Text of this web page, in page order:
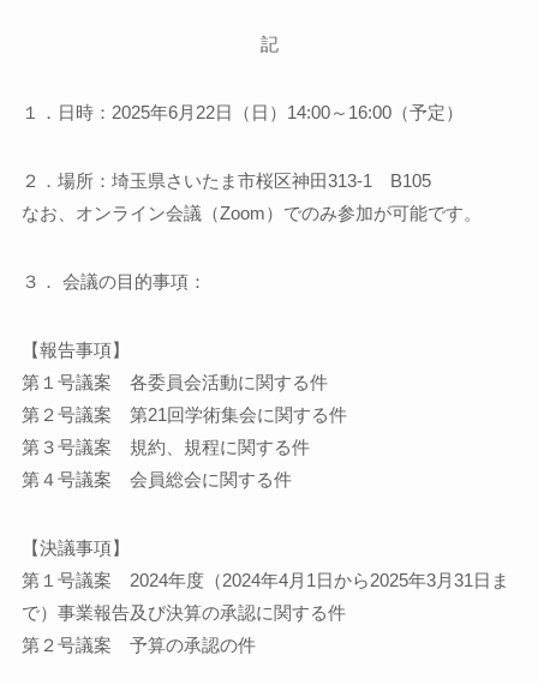
記
１．日時：2025年6月22日（日）14:00～16:00（予定）
２．場所：埼玉県さいたま市桜区神田313-1 B105
なお、オンライン会議（Zoom）でのみ参加が可能です。
３． 会議の目的事項：
【報告事項】
第１号議案 各委員会活動に関する件
第２号議案 第21回学術集会に関する件
第３号議案 規約、規程に関する件
第４号議案 会員総会に関する件
【決議事項】
第１号議案 2024年度（2024年4月1日から2025年3月31日ま
で）事業報告及び決算の承認に関する件
第２号議案 予算の承認の件